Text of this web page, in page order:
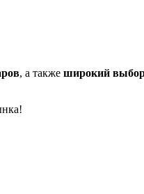
, а также широкий